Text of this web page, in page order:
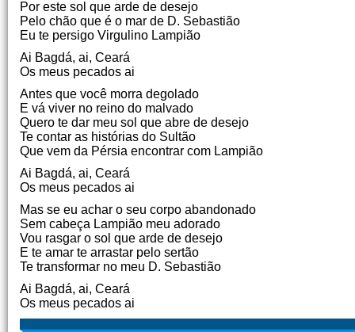
Por este sol que arde de desejo
Pelo chão que é o mar de D. Sebastião
Eu te persigo Virgulino Lampião
Ai Bagdá, ai, Ceará
Os meus pecados ai
Antes que você morra degolado
E vá viver no reino do malvado
Quero te dar meu sol que abre de desejo
Te contar as histórias do Sultão
Que vem da Pérsia encontrar com Lampião
Ai Bagdá, ai, Ceará
Os meus pecados ai
Mas se eu achar o seu corpo abandonado
Sem cabeça Lampião meu adorado
Vou rasgar o sol que arde de desejo
E te amar te arrastar pelo sertão
Te transformar no meu D. Sebastião
Ai Bagdá, ai, Ceará
Os meus pecados ai